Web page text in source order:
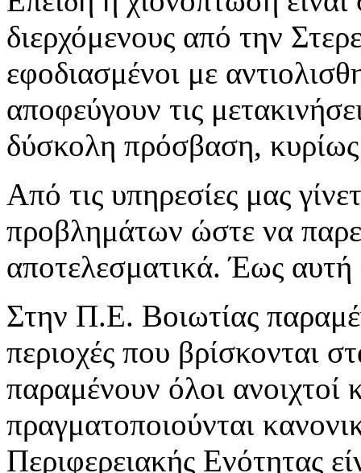
διερχόμενους από την
εφοδιασμένοι με
αποφεύγουν τις
δύσκολη πρόσβαση,
Από τις υπηρεσίες μας
προβλημάτων ώστε να
αποτελεσματικά. Έως
Στην Π.Ε. Βοιωτίας
περιοχές που βρίσκονται
παραμένουν όλοι ανοιχτοί
πραγματοποιούνται
Περιφερειακής Ενότητας